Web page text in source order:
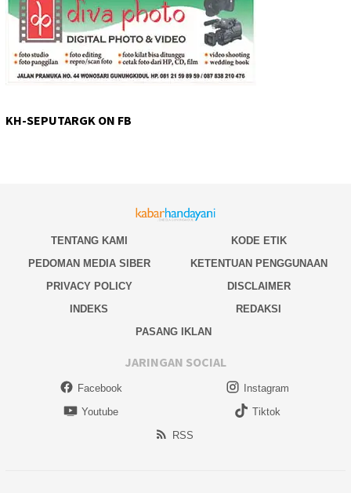
KH-SEPUTARGK ON FB
TENTANG KAMI
KODE ETIK
PEDOMAN MEDIA SIBER
KETENTUAN PENGGUNAAN
PRIVACY POLICY
DISCLAIMER
INDEKS
REDAKSI
PASANG IKLAN
JARINGAN SOCIAL
Facebook
Instagram
Youtube
Tiktok
RSS